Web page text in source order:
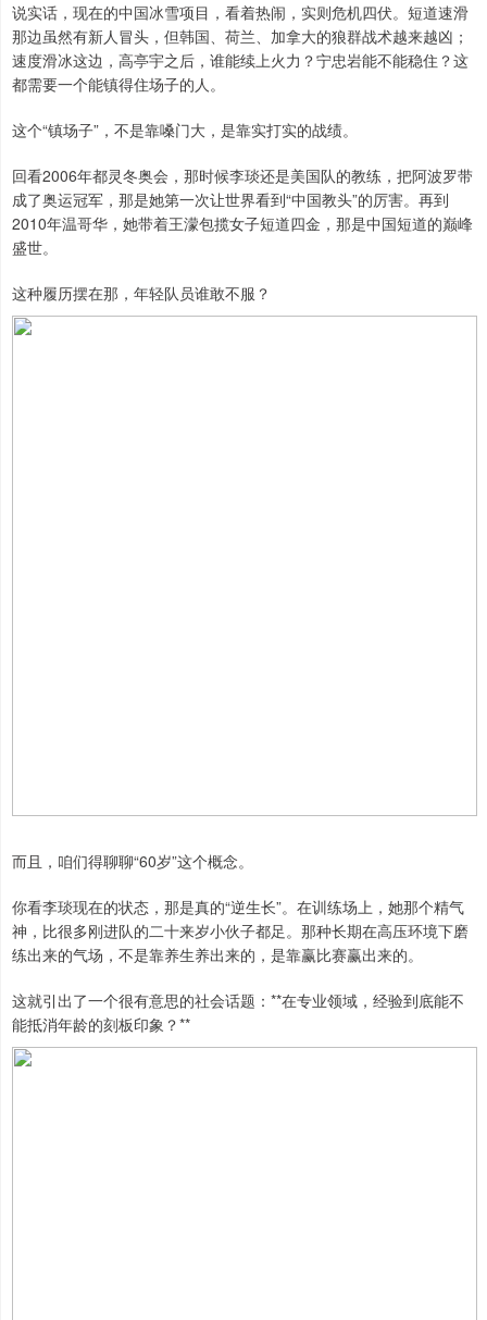
说实话，现在的中国冰雪项目，看着热闹，实则危机四伏。短道速滑
那边虽然有新人冒头，但韩国、荷兰、加拿大的狼群战术越来越凶；
速度滑冰这边，高亭宇之后，谁能续上火力？宁忠岩能不能稳住？这
都需要一个能镇得住场子的人。
这个“镇场子”，不是靠嗓门大，是靠实打实的战绩。
回看2006年都灵冬奥会，那时候李琰还是美国队的教练，把阿波罗带
成了奥运冠军，那是她第一次让世界看到“中国教头”的厉害。再到
2010年温哥华，她带着王濛包揽女子短道四金，那是中国短道的巅峰
盛世。
这种履历摆在那，年轻队员谁敢不服？
而且，咱们得聊聊“60岁”这个概念。
你看李琰现在的状态，那是真的“逆生长”。在训练场上，她那个精气
神，比很多刚进队的二十来岁小伙子都足。那种长期在高压环境下磨
练出来的气场，不是靠养生养出来的，是靠赢比赛赢出来的。
这就引出了一个很有意思的社会话题：**在专业领域，经验到底能不
能抵消年龄的刻板印象？**